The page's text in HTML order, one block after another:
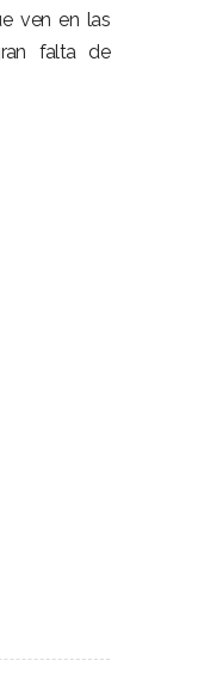
ven en las
falta de